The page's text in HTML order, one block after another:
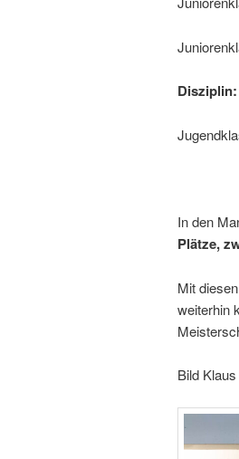
3.
In den
Plätze,
Mit
weiterhin
Bild